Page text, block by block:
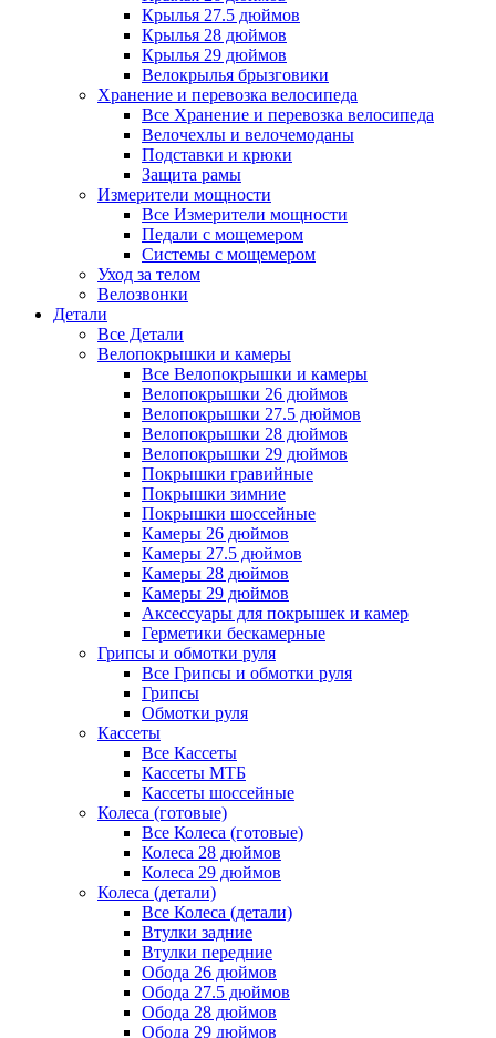
Крылья 27.5 дюймов
Крылья 28 дюймов
Крылья 29 дюймов
Велокрылья брызговики
Хранение и перевозка велосипеда
Все Хранение и перевозка велосипеда
Велочехлы и велочемоданы
Подставки и крюки
Защита рамы
Измерители мощности
Все Измерители мощности
Педали с мощемером
Системы с мощемером
Уход за телом
Велозвонки
Детали
Все Детали
Велопокрышки и камеры
Все Велопокрышки и камеры
Велопокрышки 26 дюймов
Велопокрышки 27.5 дюймов
Велопокрышки 28 дюймов
Велопокрышки 29 дюймов
Покрышки гравийные
Покрышки зимние
Покрышки шоссейные
Камеры 26 дюймов
Камеры 27.5 дюймов
Камеры 28 дюймов
Камеры 29 дюймов
Аксессуары для покрышек и камер
Герметики бескамерные
Грипсы и обмотки руля
Все Грипсы и обмотки руля
Грипсы
Обмотки руля
Кассеты
Все Кассеты
Кассеты МТБ
Кассеты шоссейные
Колеса (готовые)
Все Колеса (готовые)
Колеса 28 дюймов
Колеса 29 дюймов
Колеса (детали)
Все Колеса (детали)
Втулки задние
Втулки передние
Обода 26 дюймов
Обода 27.5 дюймов
Обода 28 дюймов
Обода 29 дюймов